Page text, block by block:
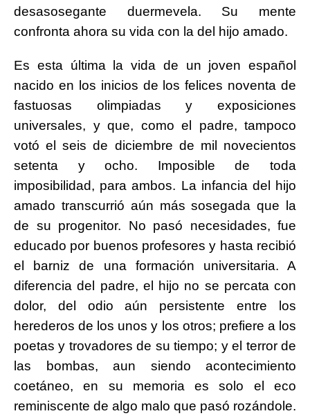
desasosegante duermevela. Su mente
confronta ahora su vida con la del hijo amado.
Es esta última la vida de un joven español
nacido en los inicios de los felices noventa de
fastuosas olimpiadas y exposiciones
universales, y que, como el padre, tampoco
votó el seis de diciembre de mil novecientos
setenta y ocho. Imposible de toda
imposibilidad, para ambos. La infancia del hijo
amado transcurrió aún más sosegada que la
de su progenitor. No pasó necesidades, fue
educado por buenos profesores y hasta recibió
el barniz de una formación universitaria. A
diferencia del padre, el hijo no se percata con
dolor, del odio aún persistente entre los
herederos de los unos y los otros; prefiere a los
poetas y trovadores de su tiempo; y el terror de
las bombas, aun siendo acontecimiento
coetáneo, en su memoria es solo el eco
reminiscente de algo malo que pasó rozándole.